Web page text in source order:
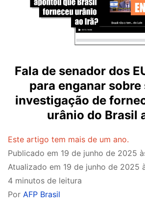
Fala de senador dos
para enganar sobre
investigação de
urânio do Brasil
Este artigo tem mais de um ano.
Publicado em 19 de junho de 2025
Atualizado em 19 de junho de 2025
4 minutos de leitura
Por AFP Brasil